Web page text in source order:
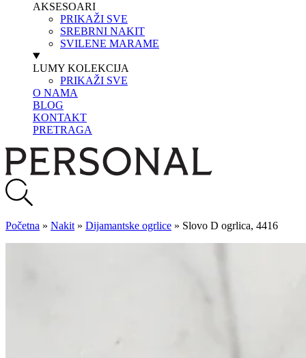
AKSESOARI
PRIKAŽI SVE
SREBRNI NAKIT
SVILENE MARAME
LUMY KOLEKCIJA
PRIKAŽI SVE
O NAMA
BLOG
KONTAKT
PRETRAGA
Početna » Nakit » Dijamantske ogrlice » Slovo D ogrlica, 4416